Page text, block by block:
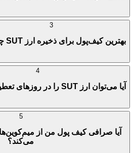
بهترین کیف‌پول برای ذخیره ارز SUT چیست؟
آیا می‌توان ارز SUT را در روزهای تعطیل معامله کرد؟
آیا صرافی کیف پول من از
می‌کند؟